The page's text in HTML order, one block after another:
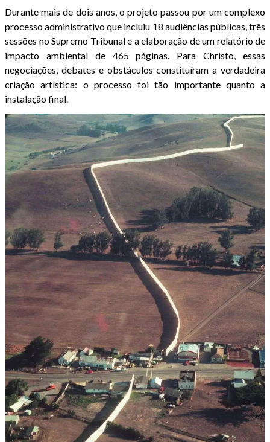
Durante mais de dois anos, o projeto passou por um complexo
processo administrativo que incluiu 18 audiências públicas, três
sessões no Supremo Tribunal e a elaboração de um relatório de
impacto ambiental de 465 páginas. Para Christo, essas
negociações, debates e obstáculos constituíram a verdadeira
criação artística: o processo foi tão importante quanto a
instalação final.